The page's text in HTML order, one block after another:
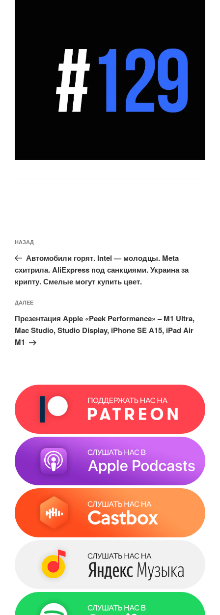
по
записям
Предыдущая
запись:
НАЗАД
Автомобили горят. Intel — молодцы. Meta
схитрила. AliExpress под санкциями. Украина за
крипту. Смелые могут купить цвет.
Следующая
запись
ДАЛЕЕ
Презентация Apple «Peek Performance» – M1 Ultra,
Mac Studio, Studio Display, iPhone SE A15, iPad Air
M1